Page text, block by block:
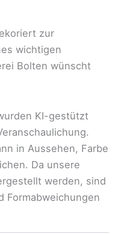
zur
wichtigen
Bolten wünscht
KI-gestützt
in Aussehen, Farbe
Da unsere
werden, sind
Formabweichungen